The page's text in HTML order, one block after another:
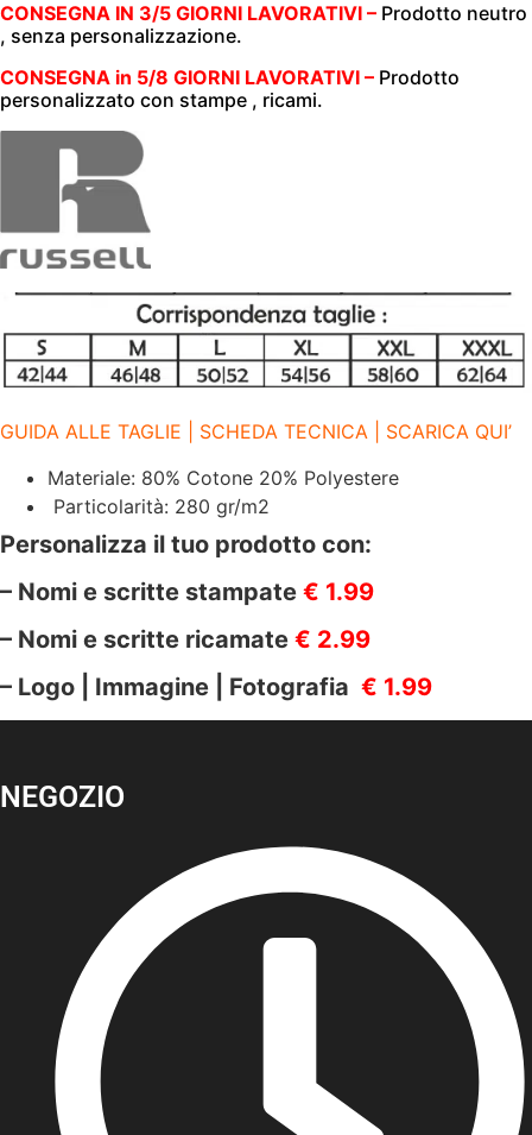
280
GR/M2
MEN'S
AUTHENTIC
ZIPPED
HOOD
RUSSELL
JE266M
WHITE
30
quantità
CONSEGNA IN 3/5 GIORNI LAVORATIVI – Prodotto neutro
, senza personalizzazione.
CONSEGNA in 5/8 GIORNI LAVORATIVI – Prodotto
personalizzato con stampe , ricami.
GUIDA ALLE TAGLIE | SCHEDA TECNICA | SCARICA QUI’
Materiale: 80% Cotone 20% Polyestere
Particolarità: 280 gr/m2
Personalizza il tuo prodotto con:
– Nomi e scritte stampate € 1.99
– Nomi e scritte ricamate € 2.99
– Logo | Immagine | Fotografia € 1.99
NEGOZIO